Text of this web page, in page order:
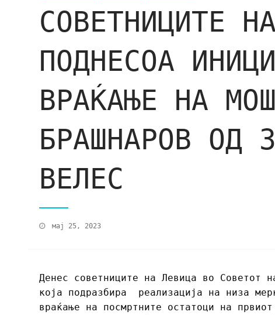
СОВЕТНИЦИТЕ
ПОДНЕСОА
ВРАЌАЊЕ НА
БРАШНАРОВ ОД
ВЕЛЕС
мај 25, 2023
Денес советниците на Левица во Советот
која подразбира реализација на низа
враќање на посмртните остатоци на